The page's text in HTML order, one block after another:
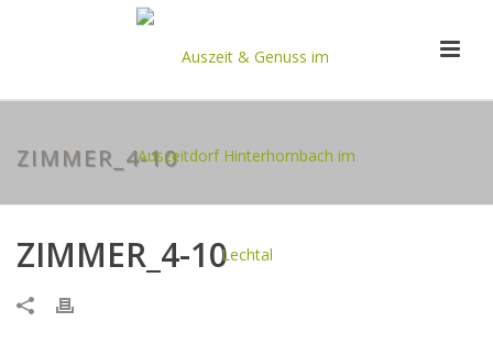
ZIMMER_4-10
ZIMMER_4-10